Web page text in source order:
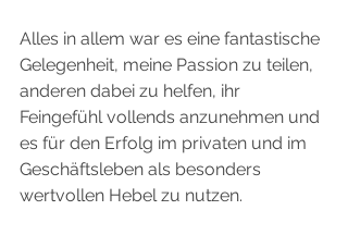
Alles in allem war es eine fantastische
Gelegenheit, meine Passion zu teilen,
anderen dabei zu helfen, ihr
Feingefühl vollends anzunehmen und
es für den Erfolg im privaten und im
Geschäftsleben als besonders
wertvollen Hebel zu nutzen.